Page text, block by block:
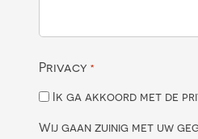
Privacy *
Ik ga akkoord met de
Wij gaan zuinig met uw